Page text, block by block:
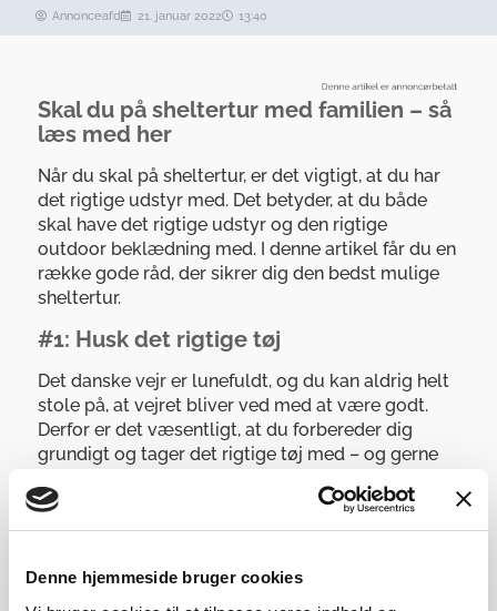
Denne hjemmeside bruger cookies
Annonceafd 21. januar 2022 13:40
Skal du på sheltertur med familien – så
læs med her
Når du skal på sheltertur, er det vigtigt, at du har
det rigtige udstyr med. Det betyder, at du både
skal have det rigtige udstyr og den rigtige
outdoor beklædning med. I denne artikel får du en
række gode råd, der sikrer dig den bedst mulige
sheltertur.
#1: Husk det rigtige tøj
Det danske vejr er lunefuldt, og du kan aldrig helt
stole på, at vejret bliver ved med at være godt.
Derfor er det væsentligt, at du forbereder dig
grundigt og tager det rigtige tøj med – og gerne
#2: Husk bestik og service
med, når de skal på sheltertur. Du bør altid sørge